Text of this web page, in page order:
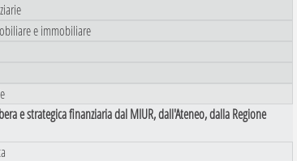
e immobiliare
e strategica finanziaria dal MIUR, dall'Ateneo, dalla Regione